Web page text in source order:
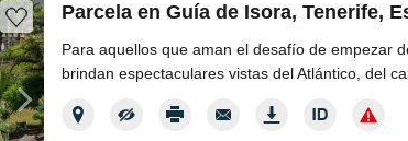
Parcela en Guía de Isora, Tenerife,
Para aquellos que aman el desafío de empezar
brindan espectaculares vistas del Atlántico, del